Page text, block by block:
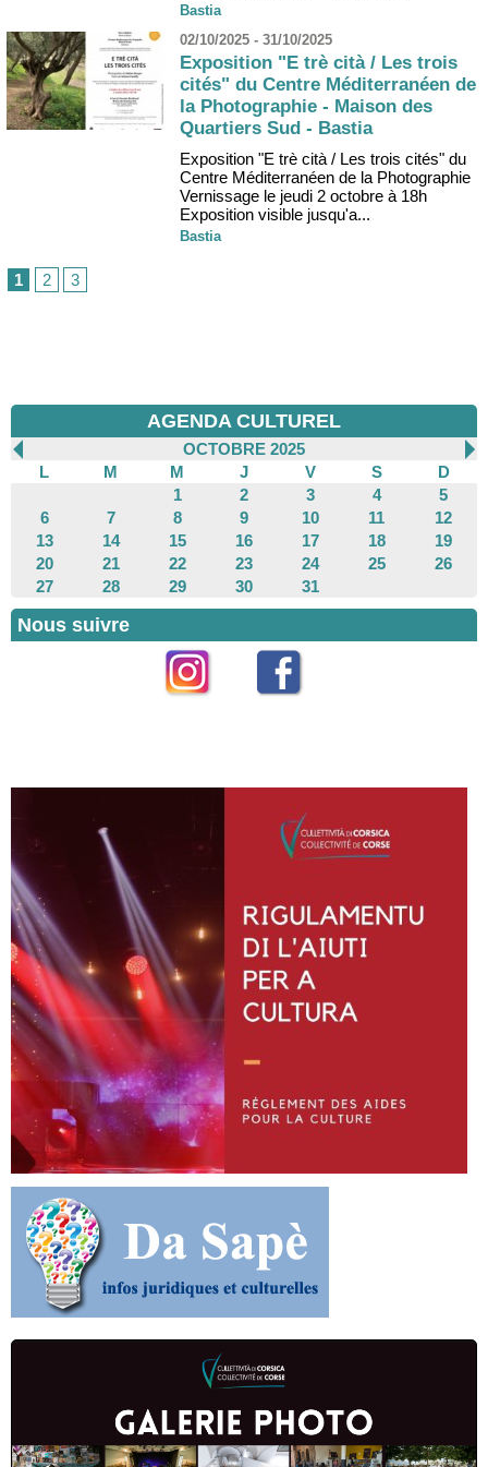
Bastia
02/10/2025 - 31/10/2025
Exposition "E trè cità / Les trois
cités" du Centre Méditerranéen de
la Photographie - Maison des
Quartiers Sud - Bastia
Exposition "E trè cità / Les trois cités" du
Centre Méditerranéen de la Photographie
Vernissage le jeudi 2 octobre à 18h
Exposition visible jusqu'a...
Bastia
1 2 3
AGENDA CULTUREL
OCTOBRE 2025
L
M M J V S
D
1
2 3 4
5
6
7 8 9 10 11
12
13
14 15 16 17 18
19
20
21 22 23 24 25
26
27
28 29 30 31
Nous suivre